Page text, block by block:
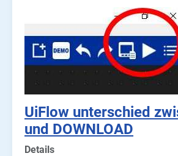
UiFlow unterschied
und DOWNLOAD
Details